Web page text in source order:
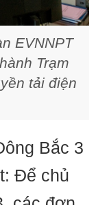
EVNNPT
Trạm
tải điện
Bắc 3
Để chủ